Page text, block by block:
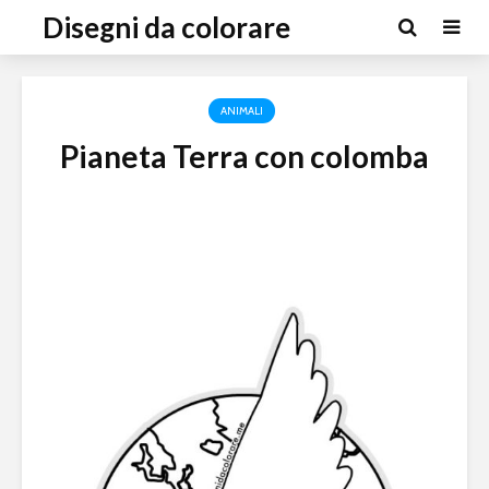
Disegni da colorare
ANIMALI
Pianeta Terra con colomba